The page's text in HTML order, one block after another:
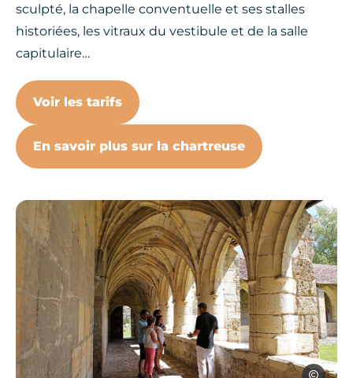
sculpté, la chapelle conventuelle et ses stalles
historiées, les vitraux du vestibule et de la salle
capitulaire…
Voir les tarifs
En savoir plus sur la chartreuse
visite-groupe-chartreuse, ©
Jérôme